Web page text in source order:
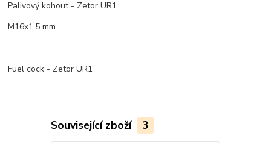
Palivový kohout - Zetor UR1
M16x1.5 mm
Fuel cock - Zetor UR1
Související zboží 3